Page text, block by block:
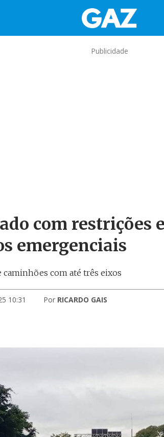
Publicidade
com restrições
emergenciais
caminhões com até três eixos
10:31 Por RICARDO GAIS